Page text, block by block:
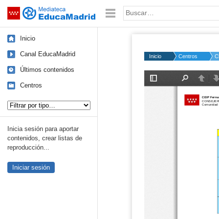
Saltar navegación Palabra o frase:
Inicio
Canal EducaMadrid
Últimos contenidos
Centros
Inicia sesión para aportar
contenidos, crear listas de
reproducción...
Iniciar sesión
Inicio Centros